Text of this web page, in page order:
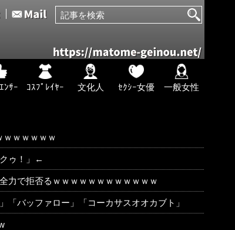
ﾝｻｰ ｺｽﾌﾟﾚｲﾔｰ 文化人 ｾｸｼｰ女優 一般女性
ｗｗｗｗｗｗ
ゥ！」←
力で拒否るｗｗｗｗｗｗｗｗｗｗｗｗ
「バッファロー」「コーカサスオオカブト」